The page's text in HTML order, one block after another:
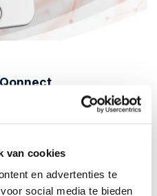
van cookies
en advertenties te
social media te bieden
functies zoals tijd- en
kwaliteitsmanagement,
en meer. Managers en
op hun documenten via